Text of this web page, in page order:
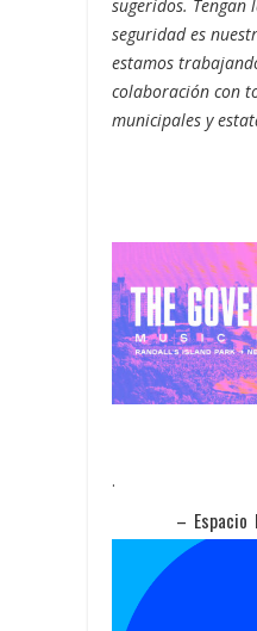
sugeridos. Tengan
seguridad es
estamos
colaboración con
municipales y
.
–